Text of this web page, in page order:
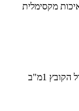
מקסימלית
הקובץ 1מ"ב